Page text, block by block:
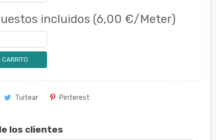
incluidos (6,00 €/Meter)
Tuitear Pinterest
los clientes